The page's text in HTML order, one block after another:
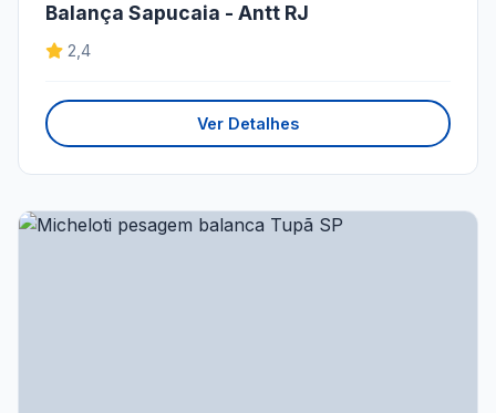
Balança Sapucaia - Antt RJ
2,4
Ver Detalhes